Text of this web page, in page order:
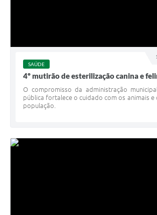
SAÚDE
4º mutirão de esterilização canina e
O compromisso da administração
pública fortalece o cuidado com os animais e
população.